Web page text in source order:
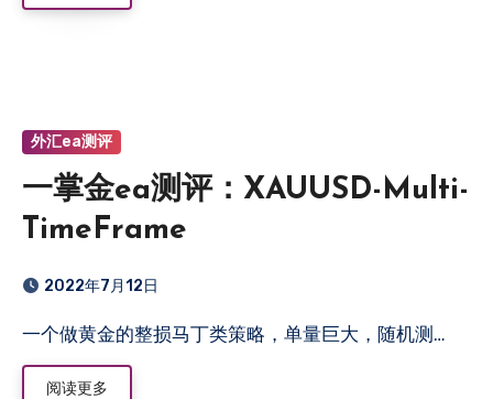
外汇ea测评
一掌金ea测评：XAUUSD-Multi-
TimeFrame
2022年7月12日
一个做黄金的整损马丁类策略，单量巨大，随机测…
阅读更多